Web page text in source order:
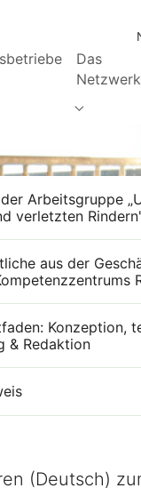
Das
Netzwerk
Arbeitsgruppe
verletzten
aus der
Konzeption,
& Redaktion
(Deutsch)